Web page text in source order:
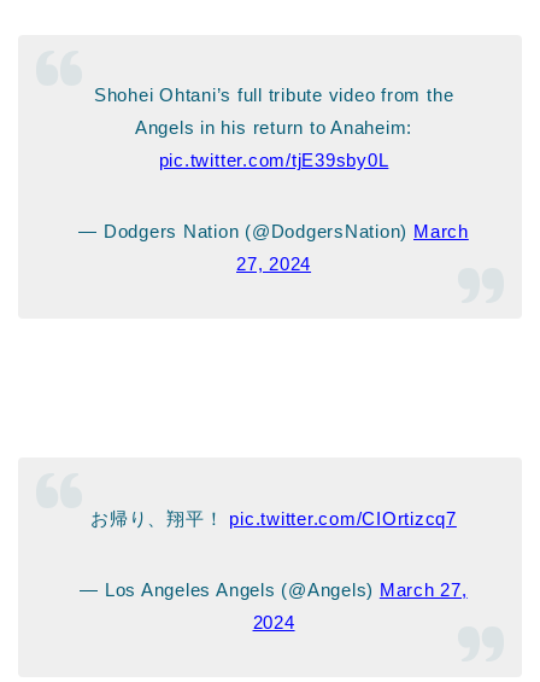
Shohei Ohtani’s full tribute video from the
Angels in his return to Anaheim:
pic.twitter.com/tjE39sby0L
— Dodgers Nation (@DodgersNation) March
27, 2024
お帰り、翔平！ pic.twitter.com/CIOrtizcq7
— Los Angeles Angels (@Angels) March 27,
2024